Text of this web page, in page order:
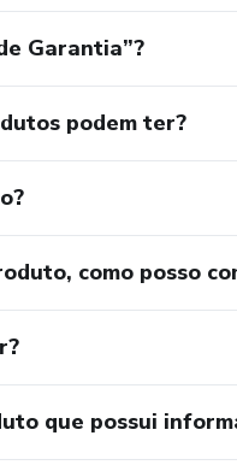
Garantia”?
podem ter?
como posso
que possui